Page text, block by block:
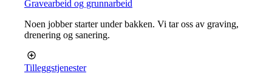
Gravearbeid og grunnarbeid
Noen jobber starter under bakken. Vi tar oss av graving,
drenering og sanering.
Tilleggstjenester